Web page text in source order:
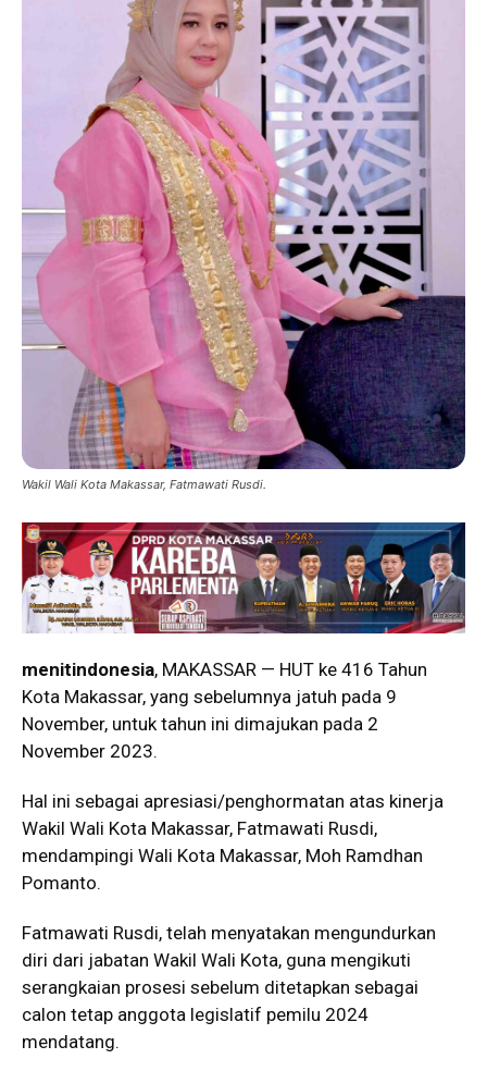
Wakil Wali Kota Makassar, Fatmawati Rusdi.
menitindonesia, MAKASSAR — HUT ke 416 Tahun
Kota Makassar, yang sebelumnya jatuh pada 9
November, untuk tahun ini dimajukan pada 2
November 2023.
Hal ini sebagai apresiasi/penghormatan atas kinerja
Wakil Wali Kota Makassar, Fatmawati Rusdi,
mendampingi Wali Kota Makassar, Moh Ramdhan
Pomanto.
Fatmawati Rusdi, telah menyatakan mengundurkan
diri dari jabatan Wakil Wali Kota, guna mengikuti
serangkaian prosesi sebelum ditetapkan sebagai
calon tetap anggota legislatif pemilu 2024
mendatang.